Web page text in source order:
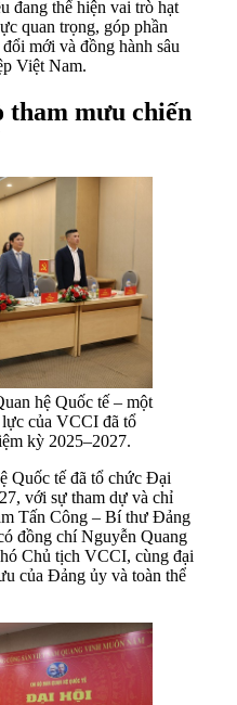
đang thể hiện vai trò hạt
quan trọng, góp phần
mới và đồng hành sâu
Việt Nam.
mưu chiến
hệ Quốc tế – một
của VCCI đã tổ
kỳ 2025–2027.
Quốc tế đã tổ chức Đại
với sự tham dự và chỉ
Tấn Công – Bí thư Đảng
đồng chí Nguyễn Quang
Chủ tịch VCCI, cùng đại
của Đảng ủy và toàn thể